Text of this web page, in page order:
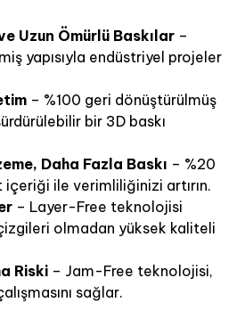
Uzun Ömürlü Baskılar –
yapısıyla endüstriyel projeler
– %100 geri dönüştürülmüş
bir 3D baskı
Daha Fazla Baskı – %20
ile verimliliğinizi artırın.
– Layer-Free teknolojisi
olmadan yüksek kaliteli
Riski – Jam-Free teknolojisi,
sağlar.